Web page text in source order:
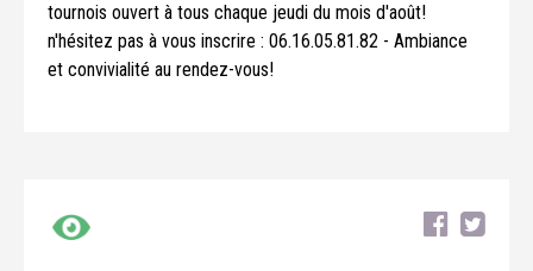
tournois ouvert à tous chaque jeudi du mois d'août!
n'hésitez pas à vous inscrire : 06.16.05.81.82 - Ambiance
et convivialité au rendez-vous!